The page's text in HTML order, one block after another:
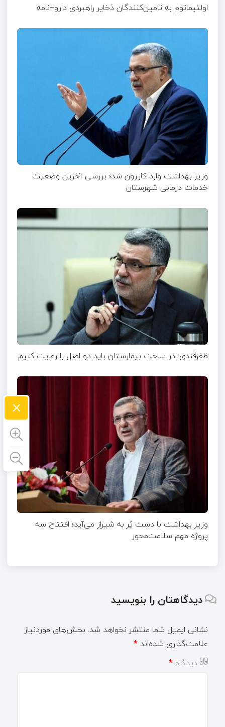
اولتیماتوم به تامین‌کنندگان ذخایر راهبردی دارو+نامه
وزیر بهداشت وارد کازرون شد؛ بررسی آخرین وضعیت
خدمات درمانی شهرستان
ظفرقندی: در ساخت بیمارستان باید دو اصل را رعایت کنیم
وزیر بهداشت با دست پُر به شیراز می‌آید؛ افتتاح سه
پروژه مهم سلامت‌محور
دیدگاهتان را بنویسید
نشانی ایمیل شما منتشر نخواهد شد. بخش‌های موردنیاز
علامت‌گذاری شده‌اند *
دیدگاه *
×